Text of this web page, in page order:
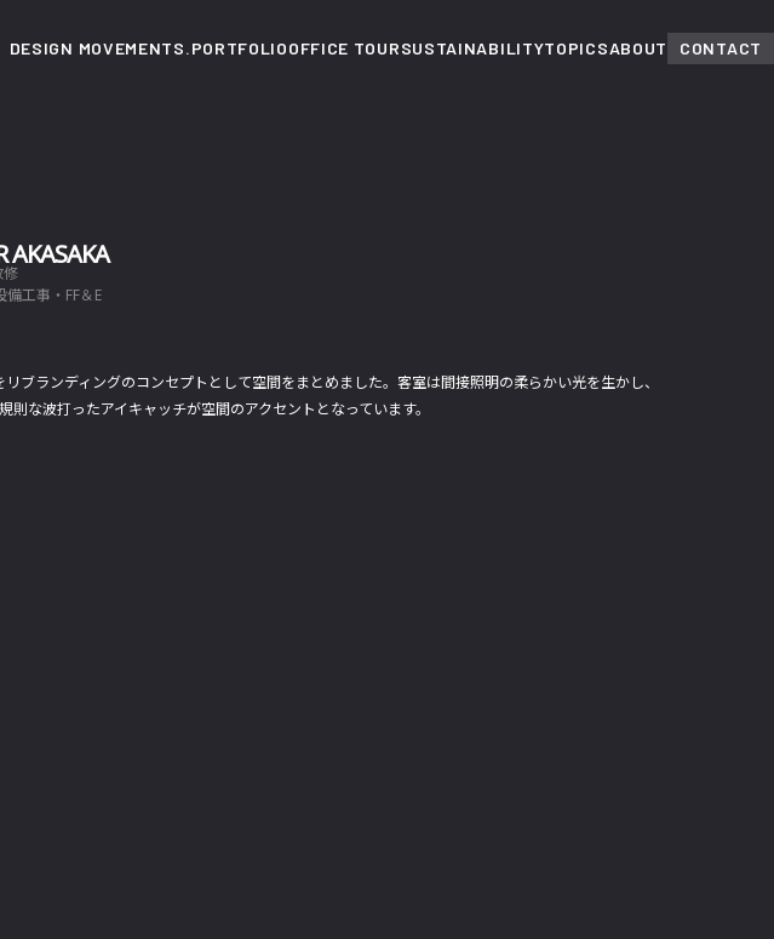
DESIGN MOVEMENTS. PORTFOLIOOFFICE TOURSUSTAINABILITYTOPICSABOUT CONTACT
AKASAKA
工事・FF＆E
リブランディングのコンセプトとして空間をまとめました。客室は間接照明の柔らかい光を生かし、
則な波打ったアイキャッチが空間のアクセントとなっています。